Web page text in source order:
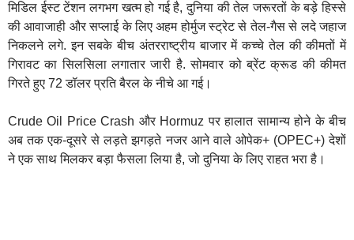
मिडिल ईस्ट टेंशन लगभग खत्म हो गई है, दुनिया की तेल जरूरतों के बड़े हिस्से
की आवाजाही और सप्लाई के लिए अहम होर्मुज स्ट्रेट से तेल-गैस से लदे जहाज
निकलने लगे. इन सबके बीच अंतरराष्ट्रीय बाजार में कच्चे तेल की कीमतों में
गिरावट का सिलसिला लगातार जारी है. सोमवार को ब्रेंट क्रूड की कीमत
गिरते हुए 72 डॉलर प्रति बैरल के नीचे आ गई।
Crude Oil Price Crash और Hormuz पर हालात सामान्य होने के बीच
अब तक एक-दूसरे से लड़ते झगड़ते नजर आने वाले ओपेक+ (OPEC+) देशों
ने एक साथ मिलकर बड़ा फैसला लिया है, जो दुनिया के लिए राहत भरा है।